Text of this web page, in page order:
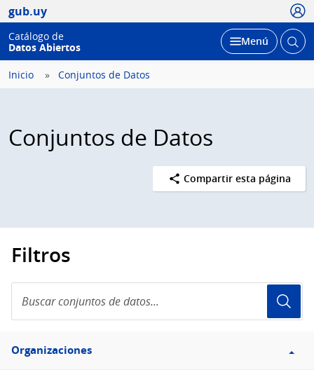
gub.uy
Catálogo de
Datos Abiertos
Desplegar
Menú Abrir
Inicio Conjuntos de Datos
Conjuntos de Datos
Compartir esta página
Filtros
conjuntos
de
Filtro
Organizaciones
Organizaciones